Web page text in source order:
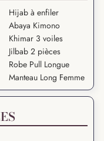
Hijab à enfiler
Abaya Kimono
Khimar 3 voiles
Jilbab 2 pièces
Robe Pull Longue
Manteau Long Femme